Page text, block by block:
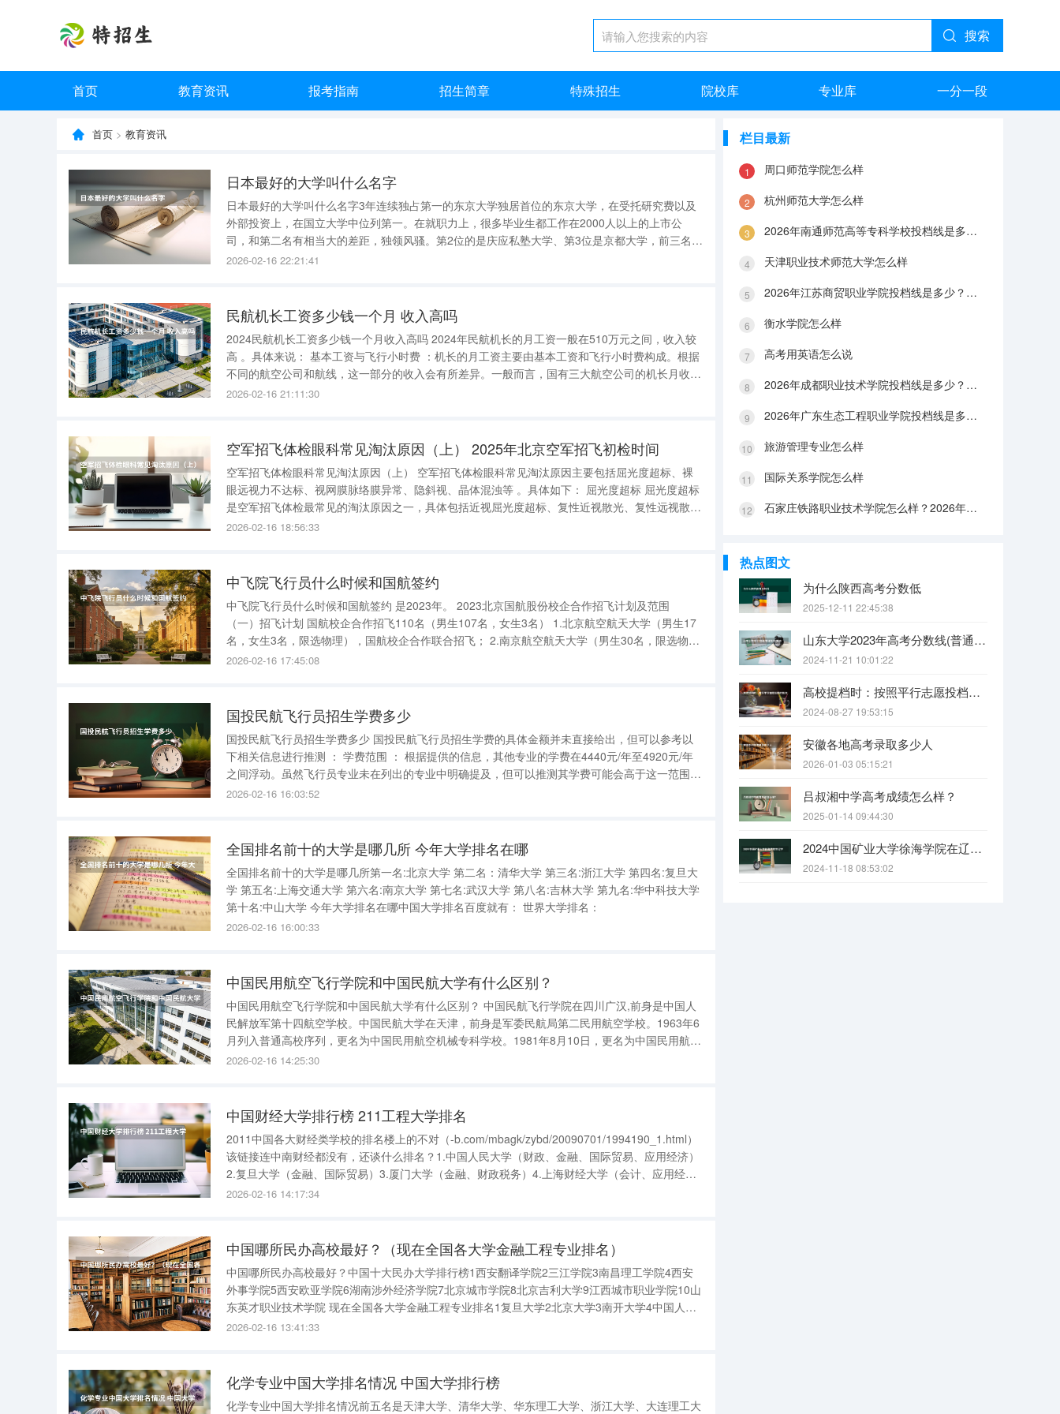
搜索
首页 教育资讯 报考指南 招生简章 特殊招生 院校库 专业库 一分一段
首页 > 教育资讯
日本最好的大学叫什么名字
日本最好的大学叫什么名字3年连续独占第一的东京大学独居首位的东京大学，在受托研究费以及
外部投资上，在国立大学中位列第一。在就职力上，很多毕业生都工作在2000人以上的上市公
司，和第二名有相当大的差距，独领风骚。第2位的是庆应私塾大学、第3位是京都大学，前三名的
排名和去年完全相同。庆应大学在去年创立150周年之际，获得的外部投资已经超过100亿日元。
2026-02-16 22:21:41
民航机长工资多少钱一个月 收入高吗
2024民航机长工资多少钱一个月收入高吗 2024年民航机长的月工资一般在510万元之间，收入较
高 。具体来说： 基本工资与飞行小时费 ：机长的月工资主要由基本工资和飞行小时费构成。根据
不同的航空公司和航线，这一部分的收入会有所差异。一般而言，国有三大航空公司的机长月收入
在5万至8万元之间。而一些规模较小的航空公司，如川航、夏航、海航等，机长的月收入可能在7
2026-02-16 21:11:30
空军招飞体检眼科常见淘汰原因（上） 2025年北京空军招飞初检时间
空军招飞体检眼科常见淘汰原因（上） 空军招飞体检眼科常见淘汰原因主要包括屈光度超标、裸
眼远视力不达标、视网膜脉络膜异常、隐斜视、晶体混浊等 。具体如下： 屈光度超标 屈光度超标
是空军招飞体检最常见的淘汰原因之一，具体包括近视屈光度超标、复性近视散光、复性远视散
光、混合性散光和远视屈光度超标等类型。空军对屈光度的要求远严于民航，导致其淘汰率显著高
2026-02-16 18:56:33
中飞院飞行员什么时候和国航签约
中飞院飞行员什么时候和国航签约 是2023年。 2023北京国航股份校企合作招飞计划及范围
（一）招飞计划 国航校企合作招飞110名（男生107名，女生3名） 1.北京航空航天大学（男生17
名，女生3名，限选物理），国航校企合作联合招飞； 2.南京航空航天大学（男生30名，限选物理
或化学），国航校企合作联合招飞； 3.中国民用航空飞行学院（男生35名，含中飞院在京自招计
2026-02-16 17:45:08
国投民航飞行员招生学费多少
国投民航飞行员招生学费多少 国投民航飞行员招生学费的具体金额并未直接给出，但可以参考以
下相关信息进行推测 ： 学费范围 ： 根据提供的信息，其他专业的学费在4440元/年至4920元/年
之间浮动。虽然飞行员专业未在列出的专业中明确提及，但可以推测其学费可能会高于这一范围，
2026-02-16 16:03:52
全国排名前十的大学是哪几所 今年大学排名在哪
全国排名前十的大学是哪几所第一名:北京大学 第二名：清华大学 第三名:浙江大学 第四名:复旦大
学 第五名:上海交通大学 第六名:南京大学 第七名:武汉大学 第八名:吉林大学 第九名:华中科技大学
第十名:中山大学 今年大学排名在哪中国大学排名百度就有： 世界大学排名：
2026-02-16 16:00:33
中国民用航空飞行学院和中国民航大学有什么区别？
中国民用航空飞行学院和中国民航大学有什么区别？ 中国民航飞行学院在四川广汉,前身是中国人
民解放军第十四航空学校。中国民航大学在天津，前身是军委民航局第二民用航空学校。1963年6
月列入普通高校序列，更名为中国民用航空机械专科学校。1981年8月10日，更名为中国民用航空
2026-02-16 14:25:30
中国财经大学排行榜 211工程大学排名
2011中国各大财经类学校的排名楼上的不对（-b.com/mbagk/zybd/20090701/1994190_1.html）
该链接连中南财经都没有，还谈什么排名？1.中国人民大学（财政、金融、国际贸易、应用经济）
2.复旦大学（金融、国际贸易）3.厦门大学（金融、财政税务）4.上海财经大学（会计、应用经济
学、金融）5.武汉大学（经济学、金融学）6.中南财经政法大学（财税、会计、金融、知识产权
2026-02-16 14:17:34
中国哪所民办高校最好？（现在全国各大学金融工程专业排名）
中国哪所民办高校最好？中国十大民办大学排行榜1西安翻译学院2三江学院3南昌理工学院4西安
外事学院5西安欧亚学院6湖南涉外经济学院7北京城市学院8北京吉利大学9江西城市职业学院10山
东英才职业技术学院 现在全国各大学金融工程专业排名1复旦大学2北京大学3南开大学4中国人民
大学5厦门大学6上海财经大学7西南财经大学8武汉大学9苏州大学10暨南大学11东北财经大学12
2026-02-16 13:41:33
化学专业中国大学排名情况 中国大学排行榜
化学专业中国大学排名情况前五名是天津大学、清华大学、华东理工大学、浙江大学、大连理工大
栏目最新
周口师范学院怎么样
杭州师范大学怎么样
2026年南通师范高等专科学校投档线是多少？分数线、费用与入学攻略
天津职业技术师范大学怎么样
2026年江苏商贸职业学院投档线是多少？分数线、费用与入学攻略
衡水学院怎么样
高考用英语怎么说
2026年成都职业技术学院投档线是多少？分数线、费用与入学攻略
2026年广东生态工程职业学院投档线是多少？分数线、费用与入学攻略
旅游管理专业怎么样
国际关系学院怎么样
石家庄铁路职业技术学院怎么样？2026年投档线、宿舍条件与就业前景分析
热点图文
为什么陕西高考分数低
2025-12-11 22:45:38
山东大学2023年高考分数线(普通文理)（免费二本和三本的区别）
2024-11-21 10:01:22
高校提档时：按照平行志愿投档的批次，调档比例原则上控制在105%以内。请问这句话是什么意思呢？
2024-08-27 19:53:15
安徽各地高考录取多少人
2026-01-03 05:15:21
吕叔湘中学高考成绩怎么样？
2025-01-14 09:44:30
2024中国矿业大学徐海学院在辽宁招生招生情况怎么样
2024-11-18 08:53:02